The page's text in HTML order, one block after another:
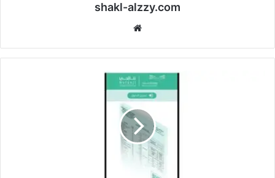
shakl-alzzy.com